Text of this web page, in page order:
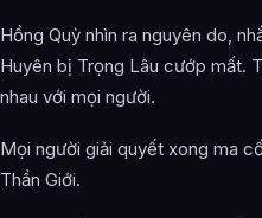
Hồng Quỳ nhìn ra nguyên do,
Huyên bị Trọng Lâu cướp mất.
nhau với mọi người.
Mọi người giải quyết xong ma
Thần Giới.